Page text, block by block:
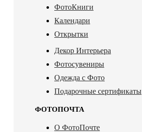
ФотоКниги
Календари
Открытки
Декор Интерьера
Фотосувениры
Одежда с Фото
Подарочные сертификаты
ФОТОПОЧТА
О ФотоПочте